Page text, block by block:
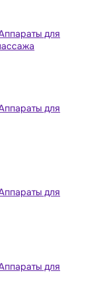
для
для
для
для